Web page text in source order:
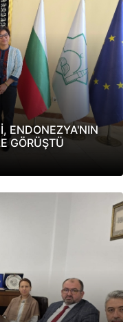
ENDONEZYA'NIN
GÖRÜŞTÜ